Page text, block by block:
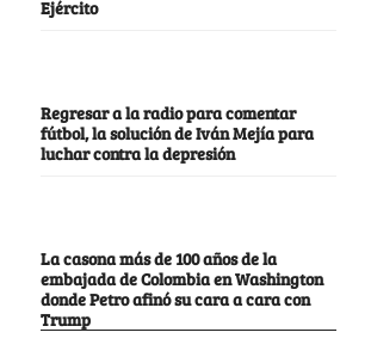
Ejército
Regresar a la radio para comentar
fútbol, la solución de Iván Mejía para
luchar contra la depresión
La casona más de 100 años de la
embajada de Colombia en Washington
donde Petro afinó su cara a cara con
Trump